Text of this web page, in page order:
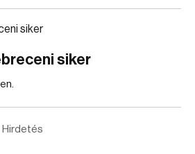
siker
Hirdetés